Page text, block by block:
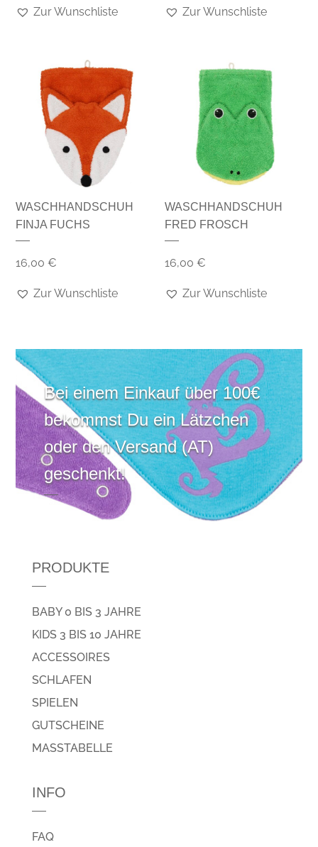
Zur Wunschliste Zur Wunschliste
WASCHHANDSCHUH
FINJA FUCHS
16,00€
Zur Wunschliste
WASCHHANDSCHUH
FRED FROSCH
16,00€
Zur Wunschliste
Bei einem Einkauf über 100€
bekommst Du ein Lätzchen
oder den Versand (AT)
geschenkt!
PRODUKTE
BABY 0 BIS 3 JAHRE
KIDS 3 BIS 10 JAHRE
ACCESSOIRES
SCHLAFEN
SPIELEN
GUTSCHEINE
MASSTABELLE
INFO
FAQ